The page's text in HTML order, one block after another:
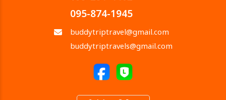
095-874-1945
buddytriptravel@gmail.com
buddytriptravels@gmail.com